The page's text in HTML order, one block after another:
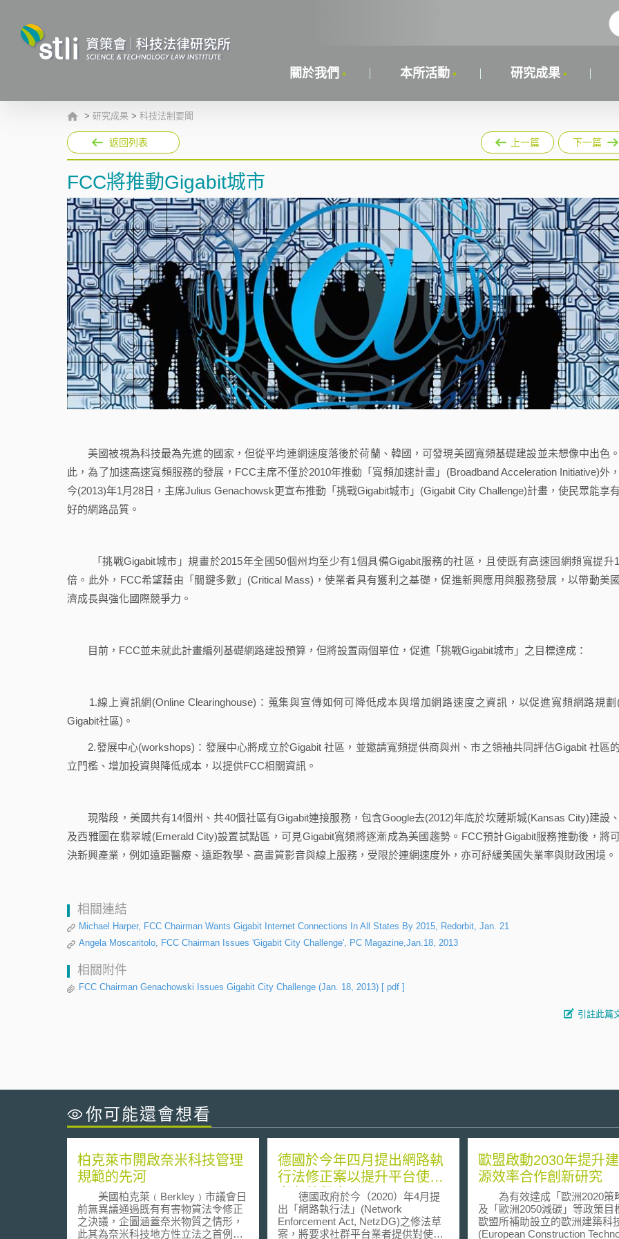
關於我們 本所活動 研究成果
> 研究成果 > 科技法制要聞
返回列表 上一篇 下一篇
FCC將推動Gigabit城市
美國被視為科技最為先進的國家，但從平均連網速度落後於荷蘭、韓國，可發現美國寬頻基礎建設並未想像中出色
此，為了加速高速寬頻服務的發展，FCC主席不僅於2010年推動「寬頻加速計畫」(Broadband Acceleration Initiative)外
今(2013)年1月28日，主席Julius Genachowsk更宣布推動「挑戰Gigabit城市」(Gigabit City Challenge)計畫，使民眾能享
好的網路品質。
「挑戰Gigabit城市」規畫於2015年全國50個州均至少有1個具備Gigabit服務的社區，且使既有高速固網頻寬提升
倍。此外，FCC希望藉由「關鍵多數」(Critical Mass)，使業者具有獲利之基礎，促進新興應用與服務發展，以帶動美
濟成長與強化國際競爭力。
目前，FCC並未就此計畫編列基礎網路建設預算，但將設置兩個單位，促進「挑戰Gigabit城市」之目標達成：
1.線上資訊網(Online Clearinghouse)：蒐集與宣傳如何可降低成本與增加網路速度之資訊，以促進寬頻網路規劃
Gigabit社區)。
2.發展中心(workshops)：發展中心將成立於Gigabit 社區，並邀請寬頻提供商與州、市之領袖共同評估Gigabit 社區
立門檻、增加投資與降低成本，以提供FCC相關資訊。
現階段，美國共有14個州、共40個社區有Gigabit連接服務，包含Google去(2012)年底於坎薩斯城(Kansas City)建設
及西雅圖在翡翠城(Emerald City)設置試點區，可見Gigabit寬頻將逐漸成為美國趨勢。FCC預計Gigabit服務推動後，將
決新興產業，例如遠距醫療、遠距教學、高畫質影音與線上服務，受限於連網速度外，亦可紓緩美國失業率與財政困境。
相關連結
Michael Harper, FCC Chairman Wants Gigabit Internet Connections In All States By 2015, Redorbit, Jan. 21
Angela Moscaritolo, FCC Chairman Issues 'Gigabit City Challenge', PC Magazine,Jan.18, 2013
相關附件
FCC Chairman Genachowski Issues Gigabit City Challenge (Jan. 18, 2013) [ pdf ]
引註此篇
你可能還會想看
柏克萊市開啟奈米科技管理
規範的先河
美國柏克萊﹙Berkley﹚市議會日
前無異議通過既有有害物質法令修正
之決議，企圖涵蓋奈米物質之情形，
此其為奈米科技地方性立法之首例。
德國於今年四月提出網路執
行法修正案以提升平台使用
者友善程度
德國政府於今（2020）年4月提
出「網路執行法」(Network
Enforcement Act, NetzDG)之修法草
案，將要求社群平台業者提供對使用
歐盟啟動2030年提升
源效率合作創新研究
為有效達成「歐洲2020策
及「歐洲2050減碳」等政策目
歐盟所補助設立的歐洲建築科
(European Construction